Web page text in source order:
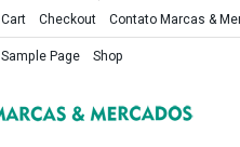
Cart Checkout Contato Marcas &
Sample Page
Shop